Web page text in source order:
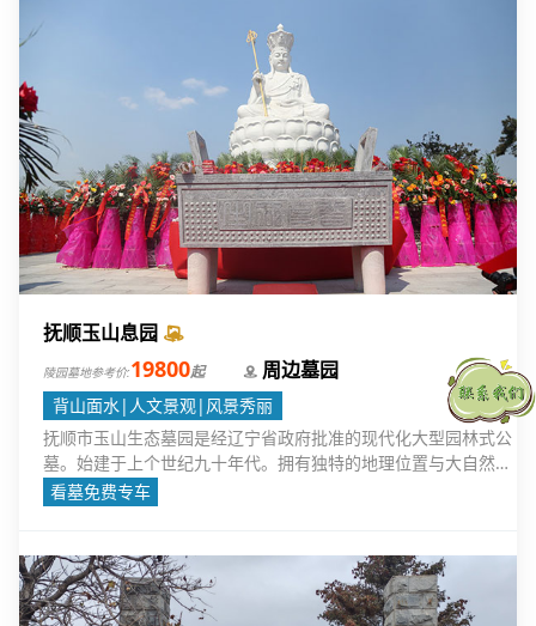
抚顺玉山息园
陵园墓地参考价:19800起 周边墓园
背山面水|人文景观|风景秀丽
抚顺市玉山生态墓园是经辽宁省政府批准的现代化大型园林式公
墓。始建于上个世纪九十年代。拥有独特的地理位置与大自然景
观。
看墓免费专车